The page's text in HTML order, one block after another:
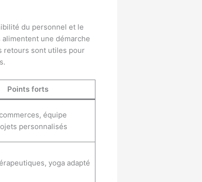
du personnel et le
une démarche
retours sont utiles pour
Points forts
équipe
personnalisés
yoga adapté